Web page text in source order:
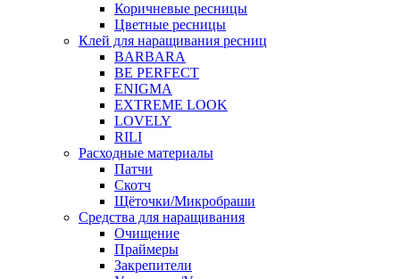
Коричневые ресницы
Цветные ресницы
Клей для наращивания ресниц
BARBARA
BE PERFECT
ENIGMA
EXTREME LOOK
LOVELY
RILI
Расходные материалы
Патчи
Скотч
Щёточки/Микробраши
Средства для наращивания
Очищение
Праймеры
Закрепители